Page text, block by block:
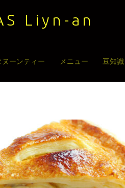
Liyn-an
ヌーンティー メニュー 豆知識